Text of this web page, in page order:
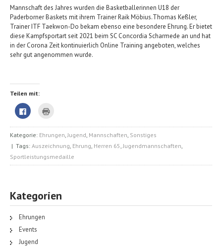
Mannschaft des Jahres wurden die Basketballerinnen U18 der
Paderborner Baskets mit ihrem Trainer Raik Möbius.Thomas Keßler,
Trainer ITF Taekwon-Do bekam ebenso eine besondere Ehrung. Er bietet
diese Kampfsportart seit 2021 beim SC Concordia Scharmede an und hat
in der Corona Zeit kontinuierlich Online Training angeboten, welches
sehr gut angenommen wurde.
Teilen mit:
Klick,
um
Facebook
zu
teilen
(Wird
in
neuem
Fenster
(Wird
in
neuem
Fenster
geöffnet)
Kategorie: Ehrungen,Jugend, Mannschaften, Sonstiges
| Tags: Auszeichnung, Ehrung, Herren 65,Jugendmannschaften,
Sportleistungsmedaille
Kategorien
Ehrungen
Events
Jugend